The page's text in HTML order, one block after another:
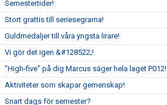
Semestertider!
Stort grattis till seriesegrarna!
Guldmedaljer till våra yngsta lirare!
Vi gör det igen &#128522;!
"High-five" på dig Marcus säger hela laget P012!
Aktiviteter som skapar gemenskap!
Snart dags för semester?